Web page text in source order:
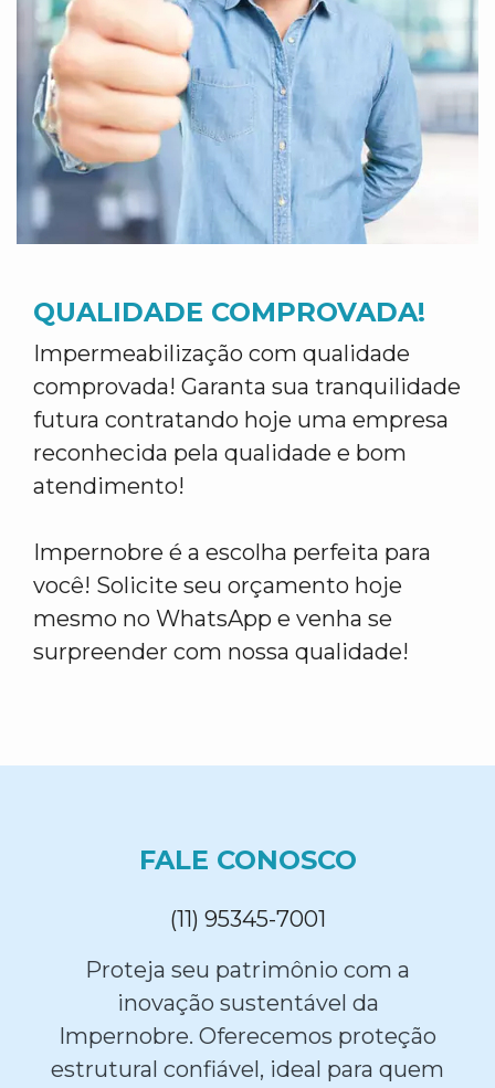
QUALIDADE COMPROVADA!
Impermeabilização com qualidade
comprovada! Garanta sua tranquilidade
futura contratando hoje uma empresa
reconhecida pela qualidade e bom
atendimento!
Impernobre é a escolha perfeita para
você! Solicite seu orçamento hoje
mesmo no WhatsApp e venha se
surpreender com nossa qualidade!
FALE CONOSCO
(11) 95345-7001
Proteja seu patrimônio com a
inovação sustentável da
Impernobre. Oferecemos proteção
estrutural confiável, ideal para quem